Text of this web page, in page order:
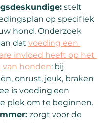
stelt
op specifiek
hond. Onderzoek
dat voeding een
invloed heeft op het
van honden: bij
onrust, jeuk, braken
is voeding een
plek om te beginnen.
zorgt voor de